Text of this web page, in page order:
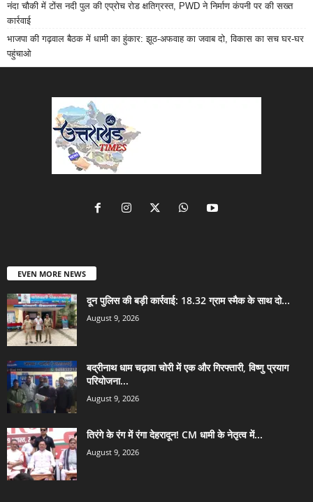
नंदा चौकी में टोंस नदी पुल की एप्रोच रोड क्षतिग्रस्त, PWD ने निर्माण कंपनी पर की सख्त
कार्रवाई
भाजपा की गढ़वाल बैठक में धामी का हुंकार: झूठ-अफवाह का जवाब दो, विकास का सच घर-घर
पहुंचाओ
EVEN MORE NEWS
दून पुलिस की बड़ी कार्रवाई: 18.32 ग्राम स्मैक के साथ दो...
August 9, 2026
बद्रीनाथ धाम चढ़ावा चोरी में एक और गिरफ्तारी, विष्णु प्रयाग
परियोजना...
August 9, 2026
तिरंगे के रंग में रंगा देहरादून! CM धामी के नेतृत्व में...
August 9, 2026